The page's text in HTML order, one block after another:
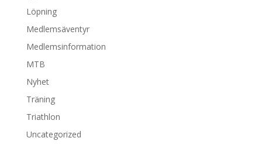
Löpning
Medlemsäventyr
Medlemsinformation
MTB
Nyhet
Träning
Triathlon
Uncategorized